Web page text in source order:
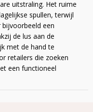
uitstraling. Het ruime
spullen, terwijl
een
de lus aan de
met de hand te
retailers die zoeken
een functioneel